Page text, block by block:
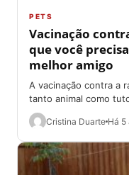
PETS
Vacinação
que você
melhor amigo
A vacinação contra a
tanto animal como
protegidos da...
Cristina Duarte Há 5